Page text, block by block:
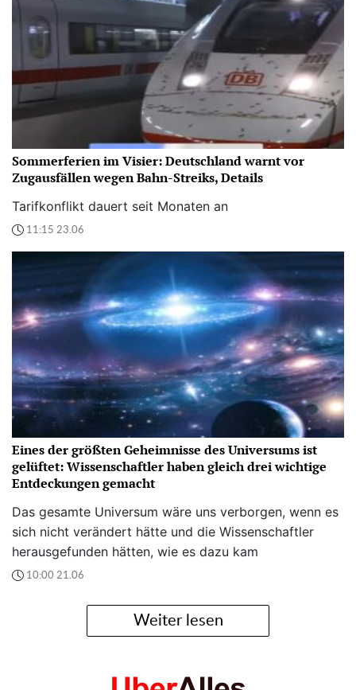
Sommerferien im Visier: Deutschland warnt vor
Zugausfällen wegen Bahn-Streiks, Details
Tarifkonflikt dauert seit Monaten an
11:15 23.06
Eines der größten Geheimnisse des Universums ist
gelüftet: Wissenschaftler haben gleich drei wichtige
Entdeckungen gemacht
Das gesamte Universum wäre uns verborgen, wenn es
sich nicht verändert hätte und die Wissenschaftler
herausgefunden hätten, wie es dazu kam
10:00 21.06
Weiter lesen